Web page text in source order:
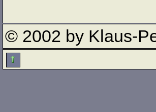
© 2002 by Klaus-